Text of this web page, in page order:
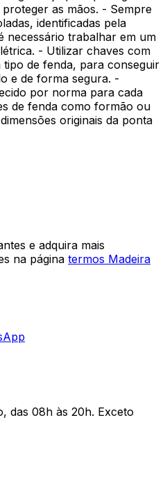
as mãos. - Sempre
identificadas pela
necessário trabalhar em um
- Utilizar chaves com
tipo de fenda, para conseguir
e de forma segura. -
por norma para cada
de fenda como formão ou
originais da ponta
e adquira mais
na página termos Madeira
das 08h às 20h. Exceto